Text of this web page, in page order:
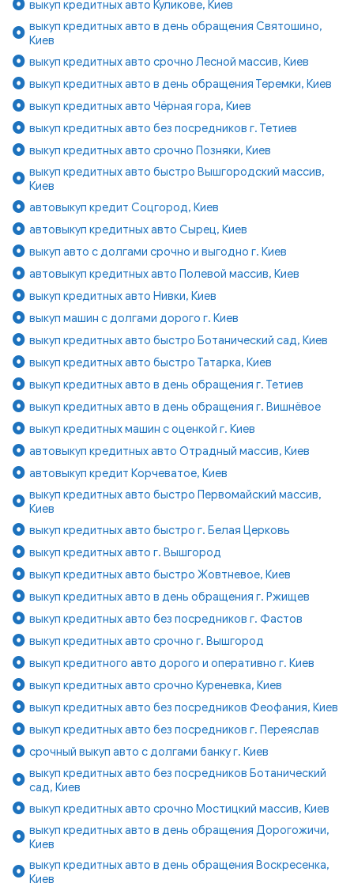
выкуп кредитных авто Куликове, Киев
выкуп кредитных авто в день обращения Святошино,
Киев
выкуп кредитных авто срочно Лесной массив, Киев
выкуп кредитных авто в день обращения Теремки, Киев
выкуп кредитных авто Чёрная гора, Киев
выкуп кредитных авто без посредников г. Тетиев
выкуп кредитных авто срочно Позняки, Киев
выкуп кредитных авто быстро Вышгородский массив,
Киев
автовыкуп кредит Соцгород, Киев
автовыкуп кредитных авто Сырец, Киев
выкуп авто с долгами срочно и выгодно г. Киев
автовыкуп кредитных авто Полевой массив, Киев
выкуп кредитных авто Нивки, Киев
выкуп машин с долгами дорого г. Киев
выкуп кредитных авто быстро Ботанический сад, Киев
выкуп кредитных авто быстро Татарка, Киев
выкуп кредитных авто в день обращения г. Тетиев
выкуп кредитных авто в день обращения г. Вишнёвое
выкуп кредитных машин с оценкой г. Киев
автовыкуп кредитных авто Отрадный массив, Киев
автовыкуп кредит Корчеватое, Киев
выкуп кредитных авто быстро Первомайский массив,
Киев
выкуп кредитных авто быстро г. Белая Церковь
выкуп кредитных авто г. Вышгород
выкуп кредитных авто быстро Жовтневое, Киев
выкуп кредитных авто в день обращения г. Ржищев
выкуп кредитных авто без посредников г. Фастов
выкуп кредитных авто срочно г. Вышгород
выкуп кредитного авто дорого и оперативно г. Киев
выкуп кредитных авто срочно Куреневка, Киев
выкуп кредитных авто без посредников Феофания, Киев
выкуп кредитных авто без посредников г. Переяслав
срочный выкуп авто с долгами банку г. Киев
выкуп кредитных авто без посредников Ботанический
сад, Киев
выкуп кредитных авто срочно Мостицкий массив, Киев
выкуп кредитных авто в день обращения Дорогожичи,
Киев
выкуп кредитных авто в день обращения Воскресенка,
Киев